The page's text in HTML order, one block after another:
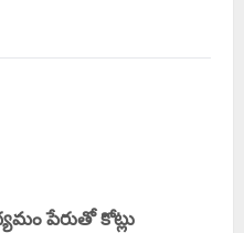
పేరుతో కోట్లు